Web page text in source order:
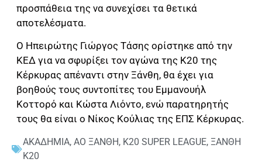
προσπάθεια της να συνεχίσει τα θετικά
αποτελέσματα.
Ο Ηπειρώτης Γιώργος Τάσης ορίστηκε από την
ΚΕΔ για να σφυρίξει τον αγώνα της Κ20 της
Κέρκυρας απέναντι στην Ξάνθη, θα έχει για
βοηθούς τους συντοπίτες του Εμμανουήλ
Κοττορό και Κώστα Λιόντο, ενώ παρατηρητής
τους θα είναι ο Νίκος Κούλιας της ΕΠΣ Κέρκυρας.
ΑΚΑΔΗΜΙΑ, ΑΟ ΞΑΝΘΗ, Κ20 SUPER LEAGUE, ΞΑΝΘΗ
Κ20